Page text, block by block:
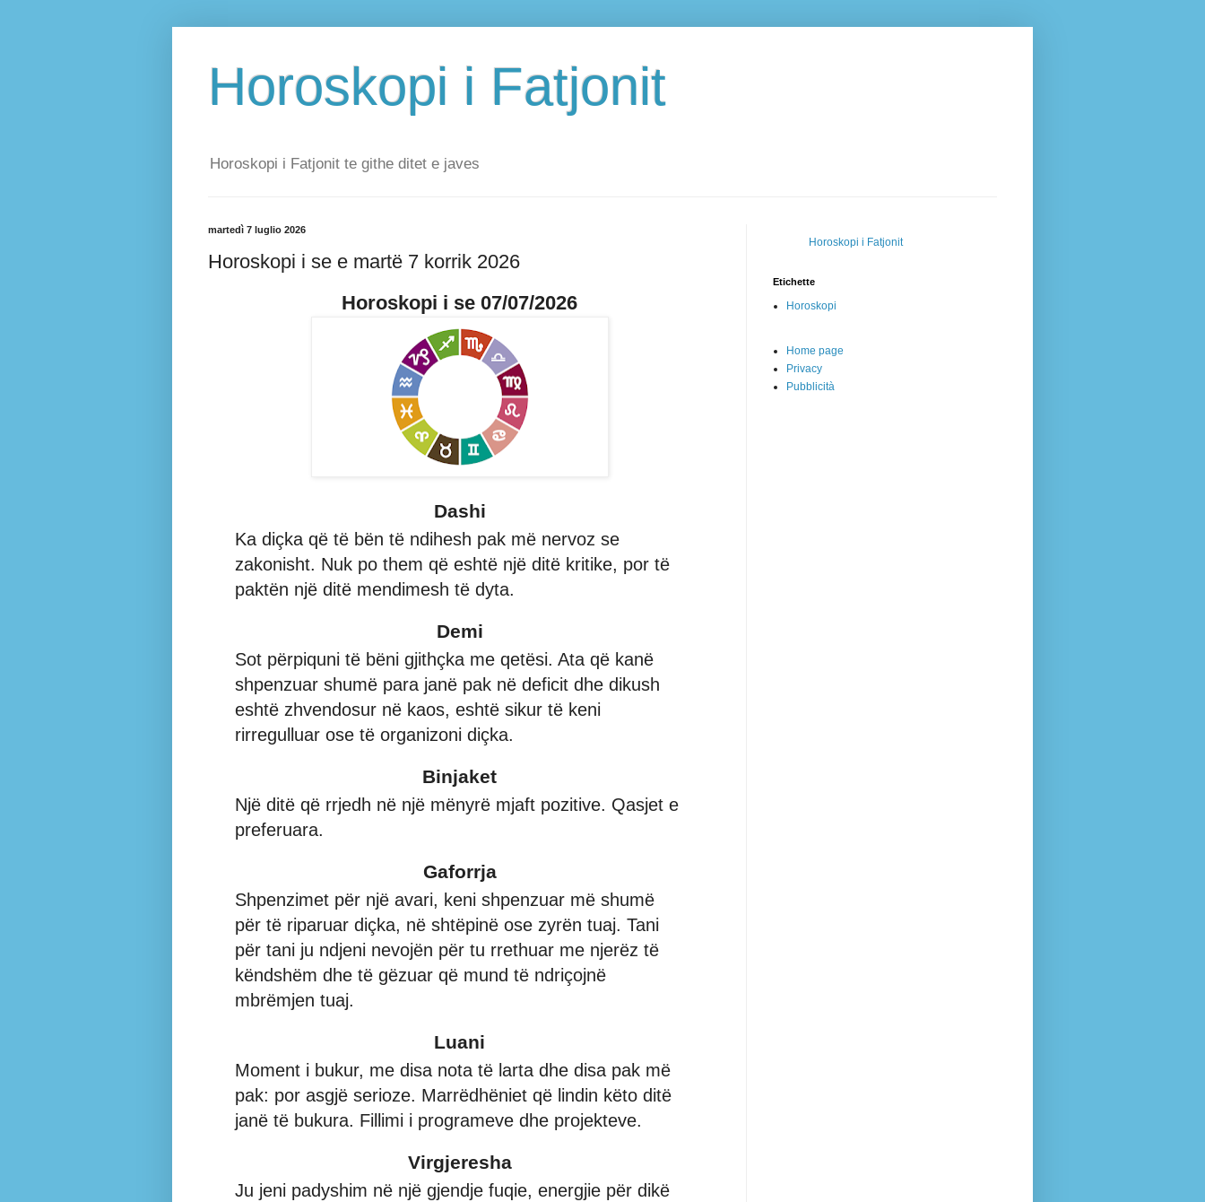
Horoskopi i Fatjonit
Horoskopi i Fatjonit te githe ditet e javes
martedì 7 luglio 2026
Horoskopi i se e martë 7 korrik 2026
Horoskopi i se 07/07/2026
Dashi
Ka diçka që të bën të ndihesh pak më nervoz se
zakonisht. Nuk po them që eshtë një ditë kritike, por të
paktën një ditë mendimesh të dyta.
Demi
Sot përpiquni të bëni gjithçka me qetësi. Ata që kanë
shpenzuar shumë para janë pak në deficit dhe dikush
eshtë zhvendosur në kaos, eshtë sikur të keni
rirregulluar ose të organizoni diçka.
Binjaket
Një ditë që rrjedh në një mënyrë mjaft pozitive. Qasjet e
preferuara.
Gaforrja
Shpenzimet për një avari, keni shpenzuar më shumë
për të riparuar diçka, në shtëpinë ose zyrën tuaj. Tani
për tani ju ndjeni nevojën për tu rrethuar me njerëz të
këndshëm dhe të gëzuar që mund të ndriçojnë
mbrëmjen tuaj.
Luani
Moment i bukur, me disa nota të larta dhe disa pak më
pak: por asgjë serioze. Marrëdhëniet që lindin këto ditë
janë të bukura. Fillimi i programeve dhe projekteve.
Virgjeresha
Ju jeni padyshim në një gjendje fuqie, energjie për dikë
Horoskopi i Fatjonit
Etichette
Horoskopi
Home page
Privacy
Pubblicità